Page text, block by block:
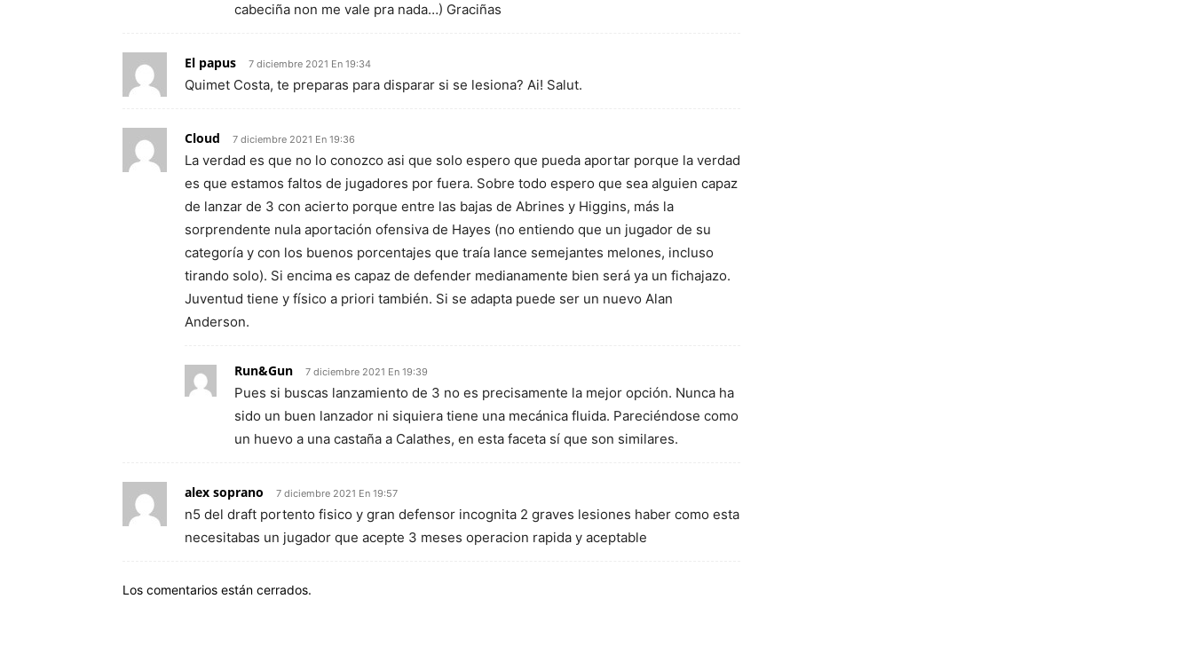
cabeciña non me vale pra nada…) Graciñas
El papus 7 diciembre 2021 En 19:34
Quimet Costa, te preparas para disparar si se lesiona? Ai! Salut.
Cloud 7 diciembre 2021 En 19:36
La verdad es que no lo conozco asi que solo espero que pueda aportar porque la verdad
es que estamos faltos de jugadores por fuera. Sobre todo espero que sea alguien capaz
de lanzar de 3 con acierto porque entre las bajas de Abrines y Higgins, más la
sorprendente nula aportación ofensiva de Hayes (no entiendo que un jugador de su
categoría y con los buenos porcentajes que traía lance semejantes melones, incluso
tirando solo). Si encima es capaz de defender medianamente bien será ya un fichajazo.
Juventud tiene y físico a priori también. Si se adapta puede ser un nuevo Alan
Anderson.
Run&Gun 7 diciembre 2021 En 19:39
Pues si buscas lanzamiento de 3 no es precisamente la mejor opción. Nunca ha
sido un buen lanzador ni siquiera tiene una mecánica fluida. Pareciéndose como
un huevo a una castaña a Calathes, en esta faceta sí que son similares.
alex soprano 7 diciembre 2021 En 19:57
n5 del draft portento fisico y gran defensor incognita 2 graves lesiones haber como esta
necesitabas un jugador que acepte 3 meses operacion rapida y aceptable
Los comentarios están cerrados.